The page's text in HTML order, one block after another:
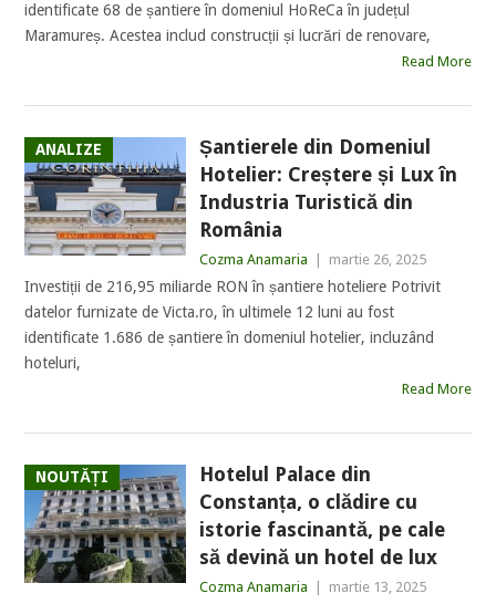
identificate 68 de șantiere în domeniul HoReCa în județul
Maramureș. Acestea includ construcții și lucrări de renovare,
Read More
ANALIZE
Șantierele din Domeniul
Hotelier: Creștere și Lux în
Industria Turistică din
România
Cozma Anamaria martie 26, 2025
Investiții de 216,95 miliarde RON în șantiere hoteliere Potrivit
datelor furnizate de Victa.ro, în ultimele 12 luni au fost
identificate 1.686 de șantiere în domeniul hotelier, incluzând
hoteluri,
Read More
NOUTĂȚI
Hotelul Palace din
Constanța, o clădire cu
istorie fascinantă, pe cale
să devină un hotel de lux
Cozma Anamaria martie 13, 2025